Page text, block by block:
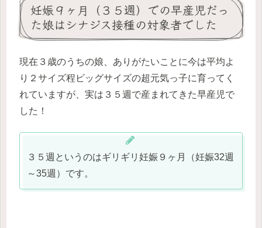
妊娠９ヶ月（３５週）での早産児だっ
た娘はシナジス接種の対象者でした
現在３歳のうちの娘、ありがたいことに今は平均よ
り２サイズ程ビッグサイズの超元気っ子に育ってく
れていますが、実は３５週で産まれてきた早産児で
した！
３５週というのはギリギリ妊娠９ヶ月（妊娠32週
～35週）です。